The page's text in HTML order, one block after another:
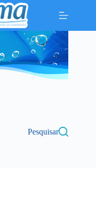
Pesquisar